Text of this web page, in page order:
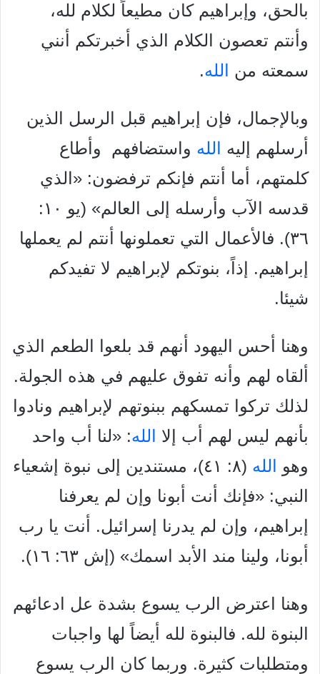
بالحق، وإبراهيم كان مطيعاً لكلام لله،
وأنتم تعصون الكلام الذي أخبرتكم أنني
سمعته من
الله.
وبالإجمال، فإن إبراهيم قبل الرسل الذين
أرسلهم إليه
الله واستضافهم وأطاع
كلمتهم، أما أنتم فإنكم ترفضون: «الذي
قدسه الآب وأرسله إلى
العالم» (يو ١٠:
٣٦). فالأعمال التي تعملونها أنتم لم يعملها
إبراهيم. إذاً، بنوتكم لإبراهيم لا تفيدكم
شيئا.
وهنا أحس اليهود أنهم قد بلعوا الطعم الذي
ألقاه لهم وأنه تفوق عليهم في هذه الجولة.
لذلك تركوا تمسكهم ببنوتهم لإبراهيم ونادوا
بأنهم ليس لهم أب إلا
الله: «لنا أب واحد
وهو
الله (٨: ٤١)، مستندين
إلى نبوة إشعياء
النبي: «فإنك أنت أبونا وإن لم يعرفنا
إبراهيم، وإن لم يدرنا إسرائيل. أنت يا رب
أبونا، ولينا مند الأبد اسمك» (إش ٦٣: ١٦).
وهنا اعترض الرب يسوع بشدة عل ادعائهم
البنوة لله. فالبنوة لله
أيضاً لها واجبات
ومتطلبات كثيرة. وربما كان الرب يسوع